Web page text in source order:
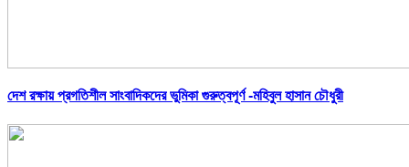
দেশ রক্ষায় প্রগতিশীল সাংবাদিকদের ভুমিকা গুরুত্বপূর্ণ -মহিবুল হাসান চৌধুরী